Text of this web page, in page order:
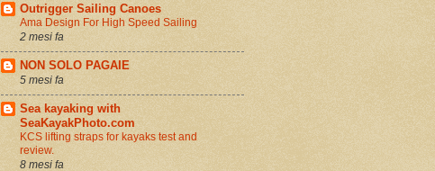
Outrigger Sailing Canoes
Ama Design For High Speed Sailing
2 mesi fa
NON SOLO PAGAIE
5 mesi fa
Sea kayaking with
SeaKayakPhoto.com
KCS lifting straps for kayaks test and
review.
8 mesi fa